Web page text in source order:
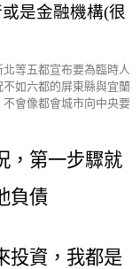
是金融機構(很
等五都宣布要為臨時人
如六都的屏東縣與宜蘭
會像都會城市向中央要
，第一步驟就
負債
投資，我都是